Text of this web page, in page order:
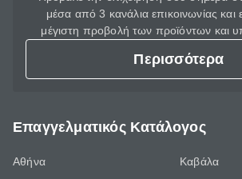
μέσα από 3 κανάλια επικοινωνίας και
μέγιστη προβολή των προϊόντων και
Περισσότερα
Επαγγελματικός Κατάλογος
Αθήνα
Καβάλα